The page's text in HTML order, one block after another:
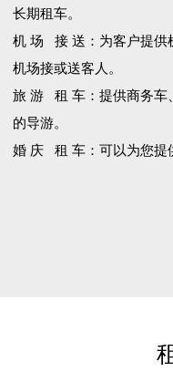
长期租车。
机 场 接 送：为客户提供
机场接或送客人。
旅 游 租 车：提供商务车
的导游。
婚 庆 租 车：可以为您提